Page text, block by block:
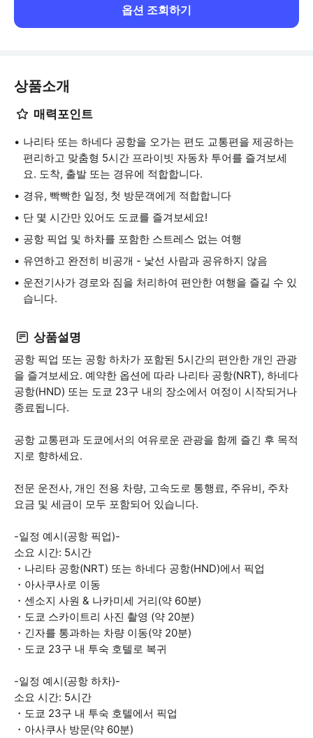
옵션 조회하기
상품소개
매력포인트
나리타 또는 하네다 공항을 오가는 편도 교통편을 제공하는
편리하고 맞춤형 5시간 프라이빗 자동차 투어를 즐겨보세
요. 도착, 출발 또는 경유에 적합합니다.
경유, 빡빡한 일정, 첫 방문객에게 적합합니다
단 몇 시간만 있어도 도쿄를 즐겨보세요!
공항 픽업 및 하차를 포함한 스트레스 없는 여행
유연하고 완전히 비공개 - 낯선 사람과 공유하지 않음
운전기사가 경로와 짐을 처리하여 편안한 여행을 즐길 수 있
습니다.
상품설명
공항 픽업 또는 공항 하차가 포함된 5시간의 편안한 개인 관광
을 즐겨보세요. 예약한 옵션에 따라 나리타 공항(NRT), 하네다
공항(HND) 또는 도쿄 23구 내의 장소에서 여정이 시작되거나
종료됩니다.
공항 교통편과 도쿄에서의 여유로운 관광을 함께 즐긴 후 목적
지로 향하세요.
전문 운전사, 개인 전용 차량, 고속도로 통행료, 주유비, 주차
요금 및 세금이 모두 포함되어 있습니다.
-일정 예시(공항 픽업)-
소요 시간: 5시간
・나리타 공항(NRT) 또는 하네다 공항(HND)에서 픽업
・아사쿠사로 이동
・센소지 사원 & 나카미세 거리(약 60분)
・도쿄 스카이트리 사진 촬영 (약 20분)
・긴자를 통과하는 차량 이동(약 20분)
・도쿄 23구 내 투숙 호텔로 복귀
-일정 예시(공항 하차)-
소요 시간: 5시간
・도쿄 23구 내 투숙 호텔에서 픽업
・아사쿠사 방문(약 60분)